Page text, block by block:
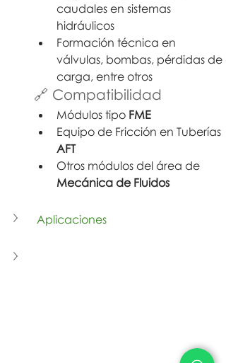
caudales en sistemas
hidráulicos
Formación técnica en
válvulas, bombas, pérdidas de
carga, entre otros
🔗 Compatibilidad
Módulos tipo FME
Equipo de Fricción en Tuberías
AFT
Otros módulos del área de
Mecánica de Fluidos
Aplicaciones